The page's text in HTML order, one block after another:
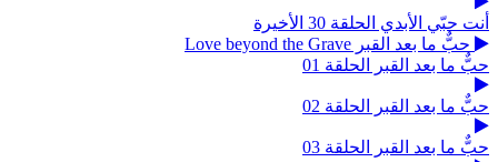
أنت حبّي الأبدي الحلقة 30 الأخيرة
حبٌّ ما بعد القبر Love beyond the Grave
حبٌّ ما بعد القبر الحلقة 01
حبٌّ ما بعد القبر الحلقة 02
حبٌّ ما بعد القبر الحلقة 03